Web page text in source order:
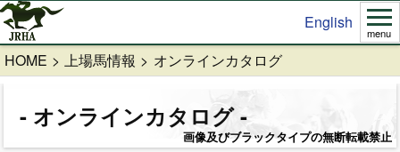
English
menu
HOME 上場馬情報 オンラインカタログ
オンラインカタログ
画像及びブラックタイプの無断転載禁止